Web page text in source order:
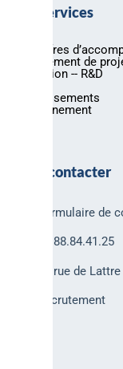
Nos services
Nos offres
Financement de
Innovation -- R&D
Investissements
Environnement
Nous contacter
Formulaire de
03.88.84.41.25
30 rue de
Recrutement